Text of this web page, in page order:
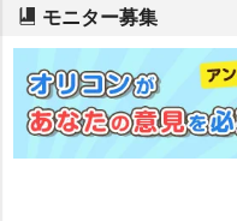
モニター募集